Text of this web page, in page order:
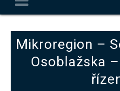
Mikroregion –
Osoblažska